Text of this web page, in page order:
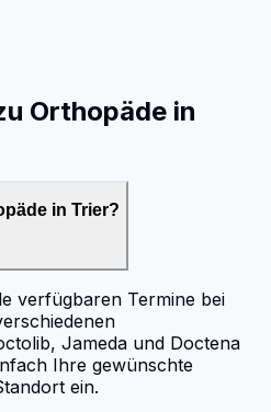
Orthopäde in
in Trier?
verfügbaren Termine bei
Jameda und Doctena
Ihre gewünschte
ein.